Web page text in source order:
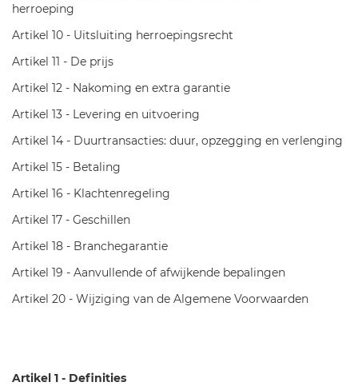
herroeping
Artikel 10 - Uitsluiting herroepingsrecht
Artikel 11 - De prijs
Artikel 12 - Nakoming en extra garantie
Artikel 13 - Levering en uitvoering
Artikel 14 - Duurtransacties: duur, opzegging en verlenging
Artikel 15 - Betaling
Artikel 16 - Klachtenregeling
Artikel 17 - Geschillen
Artikel 18 - Branchegarantie
Artikel 19 - Aanvullende of afwijkende bepalingen
Artikel 20 - Wijziging van de Algemene Voorwaarden
Artikel 1 - Definities